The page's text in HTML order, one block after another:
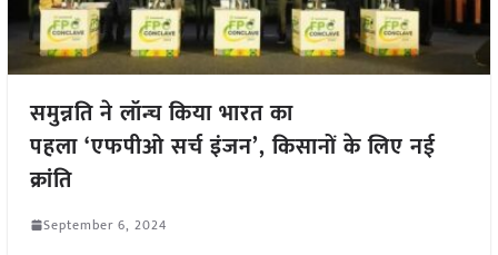
समुन्नति ने लॉन्च किया भारत का
पहला ‘एफपीओ सर्च इंजन’, किसानों के लिए नई
क्रांति
September 6, 2024